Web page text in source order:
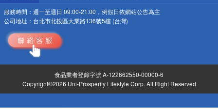
服務時間： 週一至週日 09:00-21:00，例假日依網站公告為主
公司地址： 台北市北投區大業路136號5樓 (台灣)
食品業者登錄字號 A-122662550-00000-6
Copyright©2026 Uni-Prosperity Lifestyle Corp. All Right Reserved